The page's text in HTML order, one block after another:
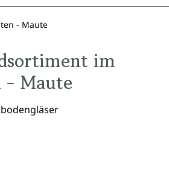
- Maute
im
- Maute